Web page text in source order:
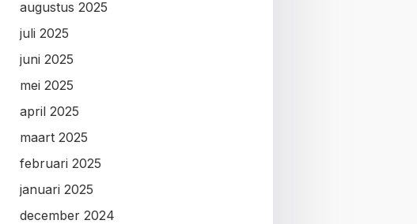
augustus 2025
juli 2025
juni 2025
mei 2025
april 2025
maart 2025
februari 2025
januari 2025
december 2024